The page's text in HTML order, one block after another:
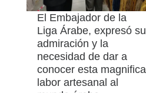
El Embajador de la
Liga Árabe, expresó su
admiración y la
necesidad de dar a
conocer esta magnifica
labor artesanal al